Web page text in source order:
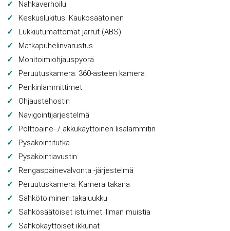
Nahkaverhoilu
Keskuslukitus: Kaukosäätöinen
Lukkiutumattomat jarrut (ABS)
Matkapuhelinvarustus
Monitoimiohjauspyörä
Peruutuskamera: 360-asteen kamera
Penkinlämmittimet
Ohjaustehostin
Navigointijärjestelmä
Polttoaine- / akkukäyttöinen lisälämmitin
Pysäköintitutka
Pysäköintiavustin
Rengaspainevalvonta -järjestelmä
Peruutuskamera: Kamera takana
Sähkötoiminen takaluukku
Sähkösäätöiset istuimet: Ilman muistia
Sähkökäyttöiset ikkunat